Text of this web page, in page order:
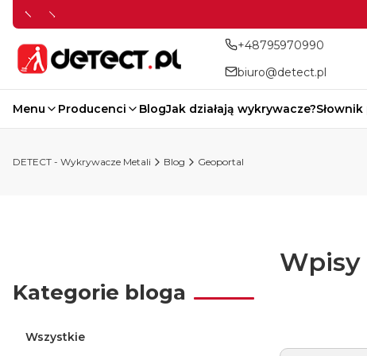
+48795970990
biuro@detect.pl
Menu Producenci BlogJak działają wykrywacze?
DETECT - Wykrywacze Metali Blog Geoportal
Kategorie bloga
Wszystkie